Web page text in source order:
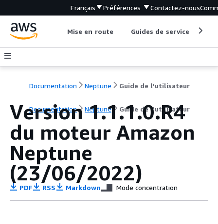
Français Préférences Contactez-nous
Mise en route Guides de service
Documentation Neptune Guide de l’utilisateur
Documentation Neptune Guide de l’utilisateur
Version 1.1.1.0.R4
du moteur Amazon
Neptune
(23/06/2022)
PDF RSS Markdown Mode concentration